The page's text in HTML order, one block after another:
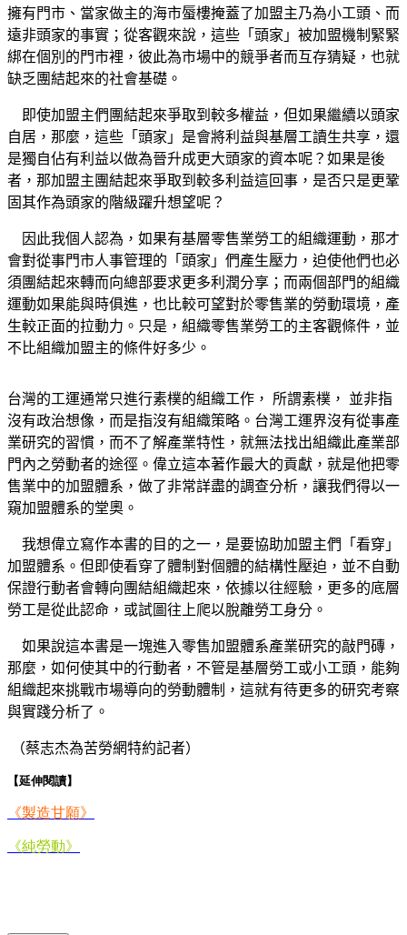
擁有門市、當家做主的海市蜃樓掩蓋了加盟主乃為小工頭、而
遠非頭家的事實；從客觀來說，這些「頭家」被加盟機制緊緊
綁在個別的門市裡，彼此為市場中的競爭者而互存猜疑，也就
缺乏團結起來的社會基礎。
即使加盟主們團結起來爭取到較多權益，但如果繼續以頭家
自居，那麼，這些「頭家」是會將利益與基層工讀生共享，還
是獨自佔有利益以做為晉升成更大頭家的資本呢？如果是後
者，那加盟主團結起來爭取到較多利益這回事，是否只是更鞏
固其作為頭家的階級躍升想望呢？
因此我個人認為，如果有基層零售業勞工的組織運動，那才
會對從事門市人事管理的「頭家」們產生壓力，迫使他們也必
須團結起來轉而向總部要求更多利潤分享；而兩個部門的組織
運動如果能與時俱進，也比較可望對於零售業的勞動環境，產
生較正面的拉動力。只是，組織零售業勞工的主客觀條件，並
不比組織加盟主的條件好多少。
台灣的工運通常只進行素樸的組織工作， 所謂素樸， 並非指
沒有政治想像，而是指沒有組織策略。台灣工運界沒有從事產
業研究的習慣，而不了解產業特性，就無法找出組織此產業部
門內之勞動者的途徑。偉立這本著作最大的貢獻，就是他把零
售業中的加盟體系，做了非常詳盡的調查分析，讓我們得以一
窺加盟體系的堂奧。
我想偉立寫作本書的目的之一，是要協助加盟主們「看穿」
加盟體系。但即使看穿了體制對個體的結構性壓迫，並不自動
保證行動者會轉向團結組織起來，依據以往經驗，更多的底層
勞工是從此認命，或試圖往上爬以脫離勞工身分。
如果說這本書是一塊進入零售加盟體系產業研究的敲門磚，
那麼，如何使其中的行動者，不管是基層勞工或小工頭，能夠
組織起來挑戰市場導向的勞動體制，這就有待更多的研究考察
與實踐分析了。
（蔡志杰為苦勞網特約記者）
【延伸閱讀】
《製造甘願》
《純勞動》